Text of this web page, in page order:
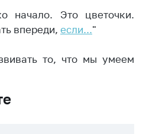
начало. Это цветочки.
впереди, если..."
то, что мы умеем